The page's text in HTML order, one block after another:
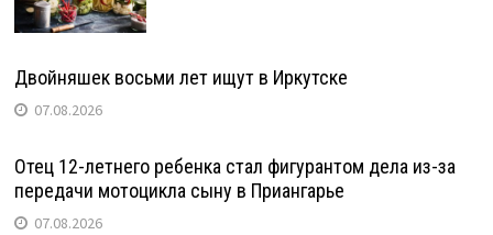
Двойняшек восьми лет ищут в Иркутске
07.08.2026
Отец 12-летнего ребенка стал фигурантом дела из-за
передачи мотоцикла сыну в Приангарье
07.08.2026